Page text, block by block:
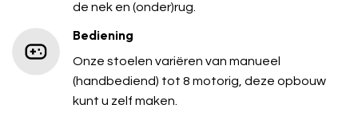
de nek en (onder)rug.
Bediening
Onze stoelen variëren van manueel
(handbediend) tot 8 motorig, deze opbouw
kunt u zelf maken.